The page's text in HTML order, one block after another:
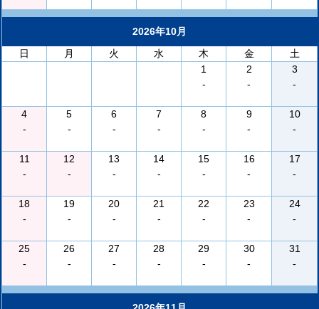
2026年10月
日
月 火 水 木 金
土
1
-
2
-
3
-
4
-
5
-
6
-
7
-
8
-
9
-
10
-
11
-
12
-
13
-
14
-
15
-
16
-
17
-
18
-
19
-
20
-
21
-
22
-
23
-
24
-
25
-
26
-
27
-
28
-
29
-
30
-
31
-